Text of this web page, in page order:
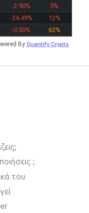
-2.90%
5%
-24.49%
12%
-0.50% 62%
By Quantify Crypto
;
του